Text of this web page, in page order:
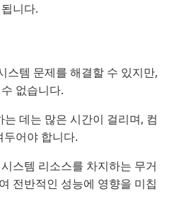
니다.
스템 문제를 해결할 수 있지만,
없습니다.
데는 많은 시간이 걸리며, 컴
어야 합니다.
스템 리소스를 차지하는 무거
전반적인 성능에 영향을 미칩